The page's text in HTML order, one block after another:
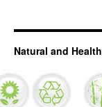
Natural and